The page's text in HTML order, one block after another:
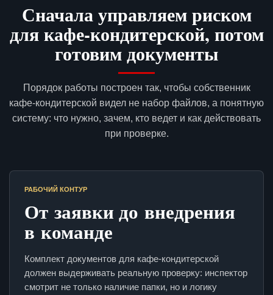
Сначала управляем риском
для кафе-кондитерской, потом
готовим документы
Порядок работы построен так, чтобы собственник
кафе-кондитерской видел не набор файлов, а понятную
систему: что нужно, зачем, кто ведет и как действовать
при проверке.
РАБОЧИЙ КОНТУР
От заявки до внедрения
в команде
Комплект документов для кафе-кондитерской
должен выдерживать реальную проверку: инспектор
смотрит не только наличие папки, но и логику